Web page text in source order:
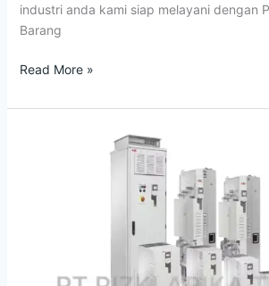
industri anda kami siap melayani dengan
Barang
Read More »